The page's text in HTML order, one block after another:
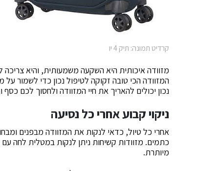
קרדיט תמונה: תיק 4 יו
מזוודה איכותית היא השקעה משמעותית, והיא
המזוודה הכי טובה זקוקה לטיפול נכון כדי לשמור
נכון יכולים להאריך את חיי המזוודה ולחסוך לכם
ניקוי קבוע אחרי כל נסיעה
אחרי כל טיול, כדאי לנקות את המזוודה מבפנים
כתמים. מזוודות קשיחות ניתן לנקות במטלית לחה
מיותרת.